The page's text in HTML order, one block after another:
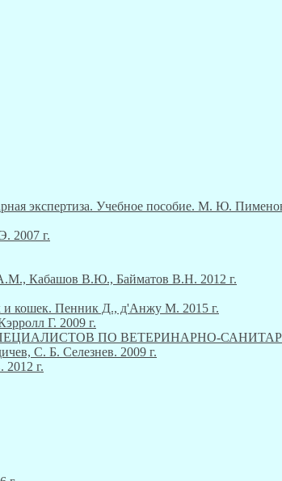
экспертиза. Учебное пособие. М. Ю.
2007 г.
А.М., Кабашов В.Ю., Байматов В.Н. 2012 г.
и кошек. Пенник Д., д'Анжу М. 2015 г.
Г. 2009 г.
ПО ВЕТЕРИНАРНО-
С. Б. Селезнев. 2009 г.
2012 г.